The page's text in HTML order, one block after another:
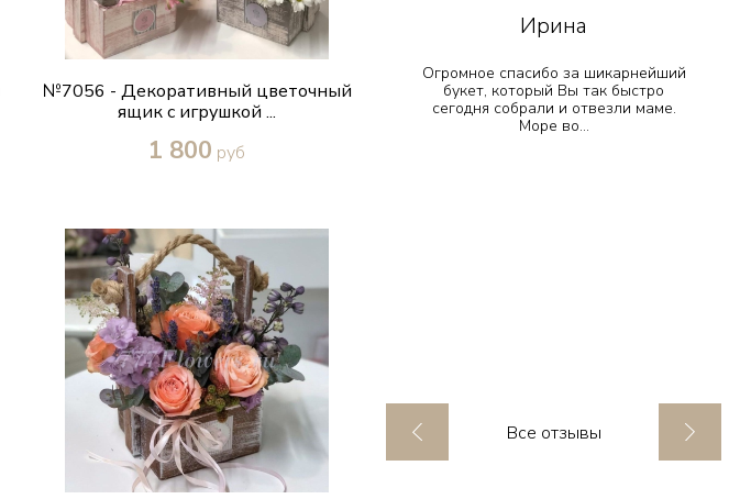
№7056 - Декоративный цветочный
ящик с игрушкой ...
1 800 руб
Руслан
выполненную работу!!! Остался
очень доволен. Все просто
идеально! Быст...
Ирина
Огромное спасибо за шикарнейший
букет, который Вы так быстро
сегодня собрали и отвезли маме.
Море во...
Все отзывы